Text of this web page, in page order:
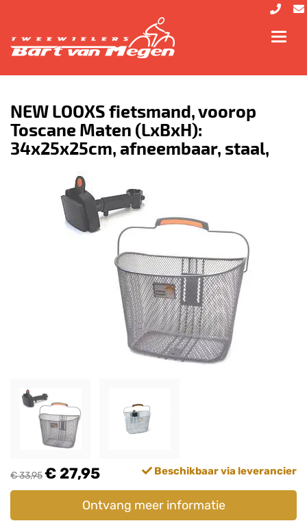
NEW LOOXS fietsmand, voorop
Toscane Maten (LxBxH):
34x25x25cm, afneembaar, staal,
€ 33,95€ 27,95 Beschikbaar via leverancier
Ontvang meer informatie